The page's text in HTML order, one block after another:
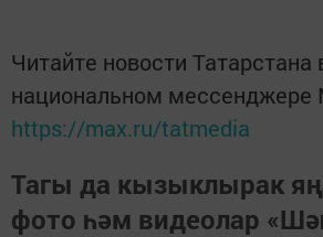
Читайте новости Татарстана
национальном мессенджере
https://max.ru/tatmedia
Тагы да кызыклырак
фото һәм видеолар